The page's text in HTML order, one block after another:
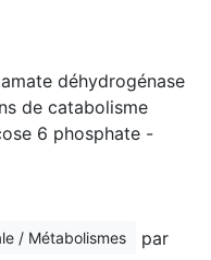
déhydrogénase
de catabolisme
6 phosphate -
/ Métabolismes
par